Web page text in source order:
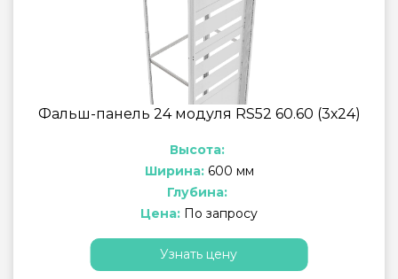
Фальш-панель 24 модуля RS52 60.60 (3х24)
Высота:
Ширина: 600 мм
Глубина:
Цена: По запросу
Узнать цену